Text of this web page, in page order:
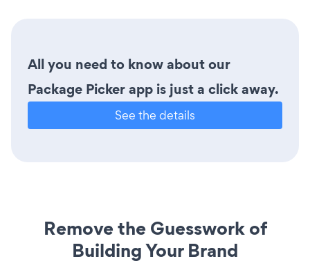
All you need to know about our
Package Picker app is just a click away.
See the details
Remove the Guesswork of
Building Your Brand